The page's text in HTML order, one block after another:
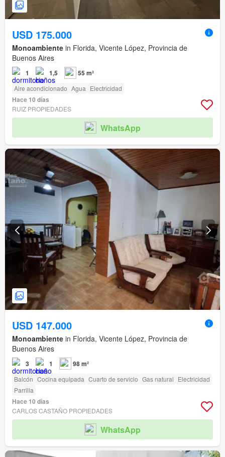
USD 175.000
Monoambiente in Florida, Vicente López, Provincia de
Buenos Aires
1 1,5 55 m²
Aire acondicionado Agua Electricidad
Hace 10 días
RUIZ PROPIEDADES
WhatsApp
USD 147.000
Monoambiente in Florida, Vicente López, Provincia de
Buenos Aires
3 1 98 m²
Balcón Cocina equipada Cuarto de servicio Gas natural Electricidad
Parrilla
Hace 10 días
CARLOS CASTAÑO PROPIEDADES
WhatsApp